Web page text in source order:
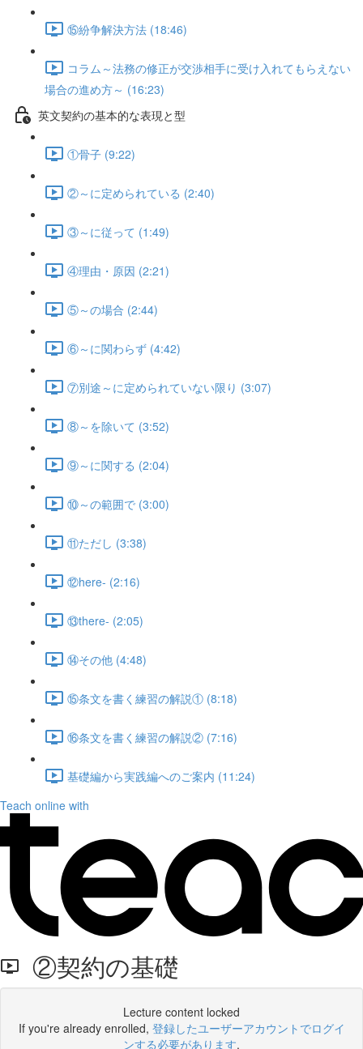
⑮紛争解決方法 (18:46)
コラム～法務の修正が交渉相手に受け入れてもらえない
場合の進め方～ (16:23)
英文契約の基本的な表現と型
①骨子 (9:22)
②～に定められている (2:40)
③～に従って (1:49)
④理由・原因 (2:21)
⑤～の場合 (2:44)
⑥～に関わらず (4:42)
⑦別途～に定められていない限り (3:07)
⑧～を除いて (3:52)
⑨～に関する (2:04)
⑩～の範囲で (3:00)
⑪ただし (3:38)
⑫here- (2:16)
⑬there- (2:05)
⑭その他 (4:48)
⑮条文を書く練習の解説① (8:18)
⑯条文を書く練習の解説② (7:16)
基礎編から実践編へのご案内 (11:24)
Teach online with
②契約の基礎
Lecture content locked
If you're already enrolled, 登録したユーザーアカウントでログイ
ンする必要があります.